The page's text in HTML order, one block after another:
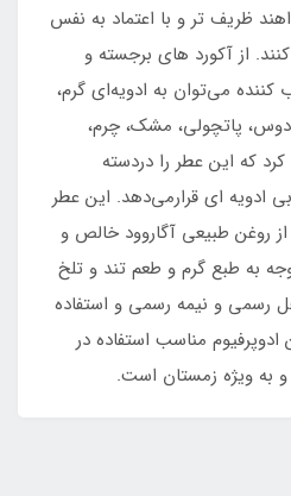
ظریف تر و با اعتماد به نفس
از آکورد های برجسته و
می‌توان به ادویه‌ای گرم،
پاتچولی، مشک، چرم،
که این عطر را دردسته
ادویه ای قرارمی‌دهد. این عطر
روغن طبیعی آگاروود خالص و
به طبع گرم و طعم تند و تلخ
رسمی و نیمه رسمی و استفاده
مناسب استفاده در
به ویژه زمستان است.